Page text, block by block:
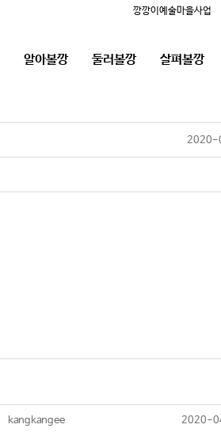
깡깡이예술마을사업
알아볼깡 둘러볼깡 살펴볼깡
2020-
kangkangee 2020-